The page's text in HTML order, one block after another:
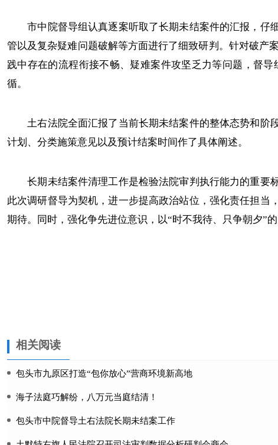
市中院督导组认真逐案听取了长期未结案件的汇报，仔
管以及复杂疑难问题破解等方面进行了细致研判。针对破产
践中存在的流程衔接不畅、疑难案件攻坚乏力等问题，督
循。
土右法院全面汇报了当前长期未结案件的整体态势和阶
计划、分类施策意见以及预计结案时间作了具体阐述。
长期未结案件清理工作是检验法院审判执行能力的重要
此次调研督导为契机，进一步提高政治站位，强化责任担
期待。同时，强化争先进位意识，以“时不我待、只争朝夕”
相关阅读
包头市九原区打造“包你放心”营商环境新高地
海子法庭巧解纷，八万元当庭结清！
包头市中院督导土右法院长期未结案工作